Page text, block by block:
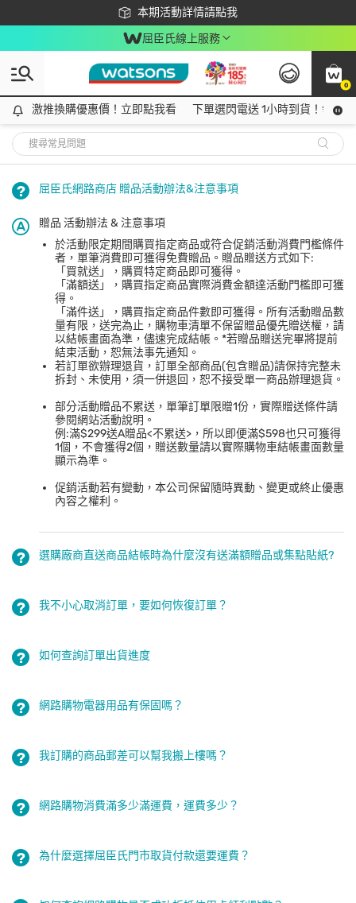
本期活動詳情請點我
下載app最高回饋$350
屈臣氏線上服務
0
激推換購優惠價！立即點我看
激推換購優惠價！立即點我看 下單選閃電送 1小時到貨！領神
屈臣氏網路商店 贈品活動辦法&注意事項
贈品 活動辦法 & 注意事項
於活動限定期間購買指定商品或符合促銷活動消費門檻條件
者，單筆消費即可獲得免費贈品。贈品贈送方式如下:
「買就送」，購買特定商品即可獲得。
「滿額送」，購買指定商品實際消費金額達活動門檻即可獲
得。
「滿件送」，購買指定商品件數即可獲得。所有活動贈品數
量有限，送完為止，購物車清單不保留贈品優先贈送權，請
以結帳畫面為準，儘速完成結帳。*若贈品贈送完畢將提前
結束活動，恕無法事先通知。
若訂單欲辦理退貨，訂單全部商品(包含贈品)請保持完整未
拆封、未使用，須一併退回，恕不接受單一商品辦理退貨。
部分活動贈品不累送，單筆訂單限贈1份，實際贈送條件請
參閱網站活動說明。
例:滿$299送A贈品<不累送>，所以即便滿$598也只可獲得
1個，不會獲得2個，贈送數量請以實際購物車結帳畫面數量
顯示為準。
促銷活動若有變動，本公司保留隨時異動、變更或終止優惠
內容之權利。
選購廠商直送商品結帳時為什麼沒有送滿額贈品或集點貼紙?
我不小心取消訂單，要如何恢復訂單？
如何查詢訂單出貨進度
網路購物電器用品有保固嗎？
我訂購的商品郵差可以幫我搬上樓嗎？
網路購物消費滿多少滿運費，運費多少？
為什麼選擇屈臣氏門市取貨付款還要運費？